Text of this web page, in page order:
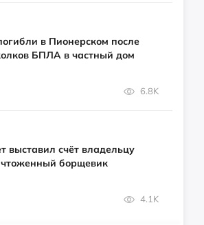
в Пионерском после
БПЛА в частный дом
6.8K
выставил счёт владельцу
борщевик
4.1K